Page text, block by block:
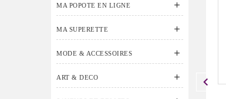
MA POPOTE EN LIGNE 
MA SUPERETTE 
MODE & ACCESSOIRES 
ART & DECO 